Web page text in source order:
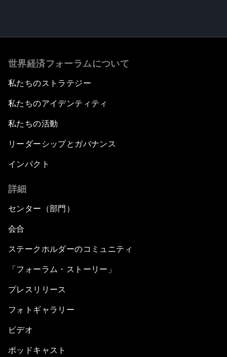
世界経済フォーラムについて
私たちのストラテジー
私たちのアイデンティティ
私たちの活動
リーダーシップとガバナンス
インパクト
詳細
センター（部門）
会合
ステークホルダーのコミュニティ
「フォーラム・ストーリー」
プレスリリース
フォトギャラリー
ビデオ
ポッドキャスト